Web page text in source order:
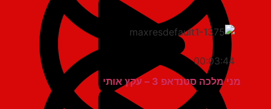
00:03:44
מני מלכה סטנדאפ 3 – עקץ אותי